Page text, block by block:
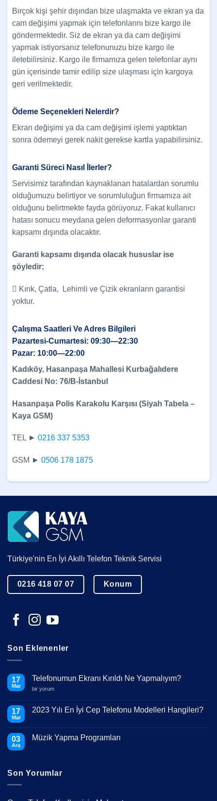
Birçok kişi şehir dışından bize ulaşmakta ve ekran ya da
cam değişimi yapmak için telefonlarını bize kargo ile
göndermektedir. Siz de ekran ya da cam değişimi
yapmak istiyorsanız telefonunuzu bize kargo ile
iletebilirsiniz. Kargo ile firmamıza gelen telefonlar aynı
gün içerisinde tamir edilip size ulaşması için kargoya
geri verilmektedir.
Ödeme Seçenekleri Nelerdir?
Ekran değişimi ya da cam değişimi işlemi yaptıktan
sonra ödemeyi gerek nakit gerekse kartla yapabilirsiniz.
Garanti Süreci Nasıl İlerler?
Servisimiz tarafından kaynaklanan hatalardan sorumlu
olduğumuzu belirtiyor ve sorumluluğun firmamıza ait
olduğunu belirtmekte fayda görüyoruz. Fakat kullanıcı
hatası sonucu meydana gelen deformasyonlar garanti
kapsamı dışında olacaktır.
Garanti kapsamı dışında olacak hususlar ise
şöyledir;
 Kırık, Çatla, Lehimli ve Çizik ekranların garantisi
yoktur.
Çalışma Saatleri Ve Adres Bilgileri
Pazartesi-Cumartesi: 09:30—22:30
Pazar: 10:00—22:00
Kadıköy, Hasanpaşa Mahallesi Kurbağalıdere
Caddesi No: 76/B-İstanbul
Hasanpaşa Polis Karakolu Karşısı (Siyah Tabela –
Kaya GSM)
TEL ► 0216 337 5353
GSM ► 0506 178 1875
Türkiye'nin En İyi Akıllı Telefon Teknik Servisi
0216 418 07 07 Konum
Son Eklenenler
17
Mar
Telefonumun Ekranı Kırıldı Ne Yapmalıyım?
Telefonumun
Ne
Yapmalıyım?
bir yorum
17
Mar
2023 Yılı En İyi Cep Telefonu Modelleri Hangileri?
Yılı
Hangileri?
03
Ara
Müzik Yapma Programları
Programları
Son Yorumlar